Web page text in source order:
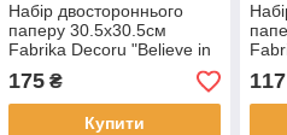
Набір двостороннього
паперу 30.5х30.5см
Fabrika Decoru "Believe in
miracle" 11 листів FDSP-
01042
175₴
Купити
117